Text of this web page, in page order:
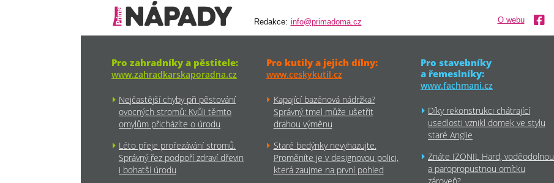
Redakce: info@primadoma.cz O webu
Pro zahradníky a pěstitele:
www.zahradkarskaporadna.cz
Nejčastější chyby při pěstování
ovocných stromů: Kvůli těmto
omylům přicházíte o úrodu
Léto přeje prořezávání stromů.
Správný řez podpoří zdraví dřevin
i bohatší úrodu
Pro kutily a jejich dílny:
www.ceskykutil.cz
Kapající bazénová nádržka?
Správný tmel může ušetřit
drahou výměnu
Staré bedýnky nevyhazujte.
Proměníte je v designovou polici,
která zaujme na první pohled
Pro stavebníky
a řemeslníky:
www.fachmani.cz
Díky rekonstrukci chátrající
usedlosti vznikl domek ve stylu
staré Anglie
Znáte IZONIL Hard, voděodolnou
a paropropustnou omítku